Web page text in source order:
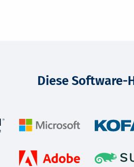
Diese Software-